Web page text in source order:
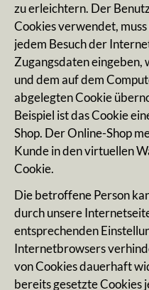
zu erleichtern. Der
Cookies verwendet,
jedem Besuch der
Zugangsdaten
und dem auf dem
abgelegten Cookie
Beispiel ist das Cookie
Shop. Der Online-Shop
Kunde in den virtuellen
Cookie.
Die betroffene Person
durch unsere
entsprechenden
Internetbrowsers
von Cookies dauerhaft
bereits gesetzte Cookies